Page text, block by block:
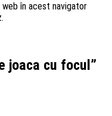
web în acest navigator
joaca cu focul”